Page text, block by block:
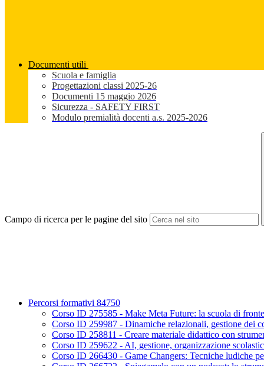
Documenti utili
Scuola e famiglia
Progettazioni classi 2025-26
Documenti 15 maggio 2026
Sicurezza - SAFETY FIRST
Modulo premialità docenti a.s. 2025-2026
Campo di ricerca per le pagine del sito
Percorsi formativi 84750
Corso ID 275585 - Make Meta Future: la scuola di
Corso ID 259987 - Dinamiche relazionali, gestione dei
Corso ID 258811 - Creare materiale didattico con
Corso ID 259622 - AI, gestione, organizzazione
Corso ID 266430 - Game Changers: Tecniche ludiche